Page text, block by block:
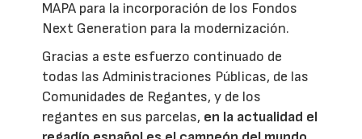
MAPA para la incorporación de los Fondos
Next Generation para la modernización.
Gracias a este esfuerzo continuado de
todas las Administraciones Públicas, de las
Comunidades de Regantes, y de los
regantes en sus parcelas, en la actualidad el